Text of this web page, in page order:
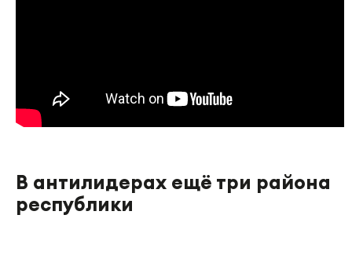
В антилидерах ещё три района
республики